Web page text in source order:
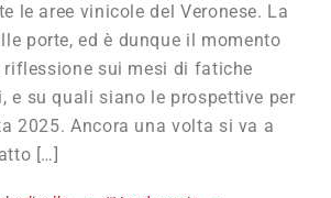
le aree vinicole del Veronese. La
porte, ed è dunque il momento
sui mesi di fatiche
e su quali siano le prospettive per
2025. Ancora una volta si va a
[…]